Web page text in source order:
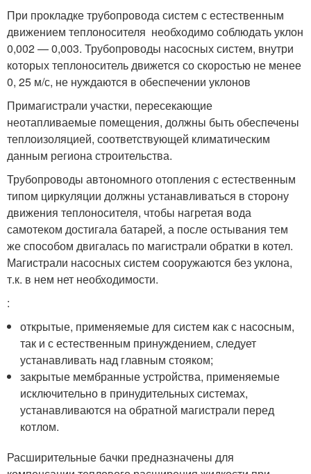
При прокладке трубопровода систем с естественным
движением теплоносителя необходимо соблюдать уклон
0,002 — 0,003. Трубопроводы насосных систем, внутри
которых теплоноситель движется со скоростью не менее
0, 25 м/с, не нуждаются в обеспечении уклонов
Примагистрали участки, пересекающие
неотапливаемые помещения, должны быть обеспечены
теплоизоляцией, соответствующей климатическим
данным региона строительства.
Трубопроводы автономного отопления с естественным
типом циркуляции должны устанавливаться в сторону
движения теплоносителя, чтобы нагретая вода
самотеком достигала батарей, а после остывания тем
же способом двигалась по магистрали обратки в котел.
Магистрали насосных систем сооружаются без уклона,
т.к. в нем нет необходимости.
:
открытые, применяемые для систем как с насосным,
так и с естественным принуждением, следует
устанавливать над главным стояком;
закрытые мембранные устройства, применяемые
исключительно в принудительных системах,
устанавливаются на обратной магистрали перед
котлом.
Расширительные бачки предназначены для